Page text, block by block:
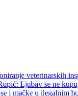
veterinarskih
Ljubav se ne
i mačke u ilegalnim